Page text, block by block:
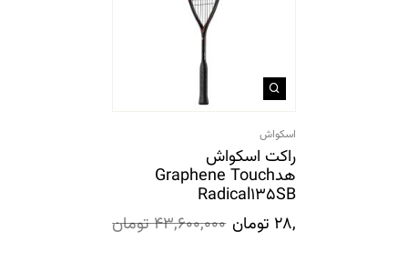
اسکواش
راکت اسکواش
هدGraphene Touch
Radical135SB
43,600,000تومان 28,300,000 تومان